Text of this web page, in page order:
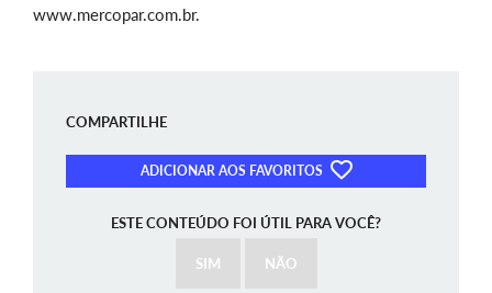
www.mercopar.com.br.
COMPARTILHE
ADICIONAR AOS FAVORITOS
ESTE CONTEÚDO FOI ÚTIL PARA VOCÊ?
SIM NÃO